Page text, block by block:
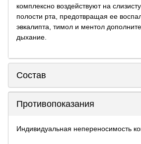
комплексно воздействуют на
полости рта, предотвращая ее
эвкалипта, тимол и ментол
дыхание.
Состав
Противопоказания
Индивидуальная непереносимость